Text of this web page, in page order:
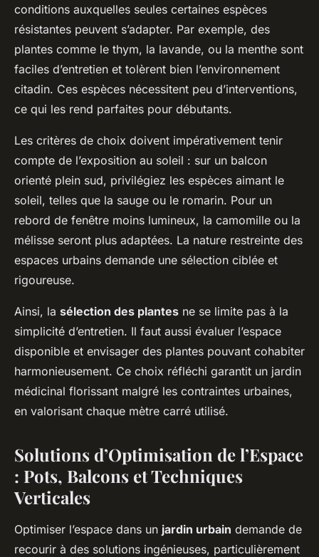
conditions auxquelles seules certaines espèces
résistantes peuvent s’adapter. Par exemple, des
plantes comme le thym, la lavande, ou la menthe sont
faciles d’entretien et tolèrent bien l’environnement
citadin. Ces espèces nécessitent peu d’interventions,
ce qui les rend parfaites pour débutants.
Les critères de choix doivent impérativement tenir
compte de l’exposition au soleil : sur un balcon
orienté plein sud, privilégiez les espèces aimant le
soleil, telles que la sauge ou le romarin. Pour un
rebord de fenêtre moins lumineux, la camomille ou la
mélisse seront plus adaptées. La nature restreinte des
espaces urbains demande une sélection ciblée et
rigoureuse.
Ainsi, la sélection des plantes ne se limite pas à la
simplicité d’entretien. Il faut aussi évaluer l’espace
disponible et envisager des plantes pouvant cohabiter
harmonieusement. Ce choix réfléchi garantit un jardin
médicinal florissant malgré les contraintes urbaines,
en valorisant chaque mètre carré utilisé.
Solutions d’Optimisation de l’Espace
: Pots, Balcons et Techniques
Verticales
Optimiser l’espace dans un jardin urbain demande de
recourir à des solutions ingénieuses, particulièrement